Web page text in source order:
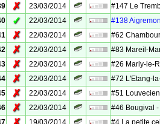
✗ 23/03/2014
#147 Le
✓ 22/03/2014
#138
✗ 22/03/2014
#62
✗ 22/03/2014
#83 Mareil-
✗ 22/03/2014
#26 Marly-le-
✗ 22/03/2014
#72 L'Etang-
✗ 22/03/2014
#51
✗ 22/03/2014
#46 Bougival
19/03/2014
#4 La petite